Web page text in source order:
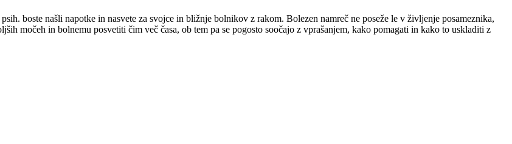
boste našli napotke in nasvete za svojce in bližnje bolnikov z rakom. Bolezen namreč ne poseže le v življenje posameznika,
močeh in bolnemu posvetiti čim več časa, ob tem pa se pogosto soočajo z vprašanjem, kako pomagati in kako to uskladiti z